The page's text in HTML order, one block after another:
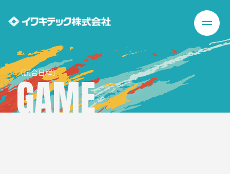
〔試合日程〕
GAME